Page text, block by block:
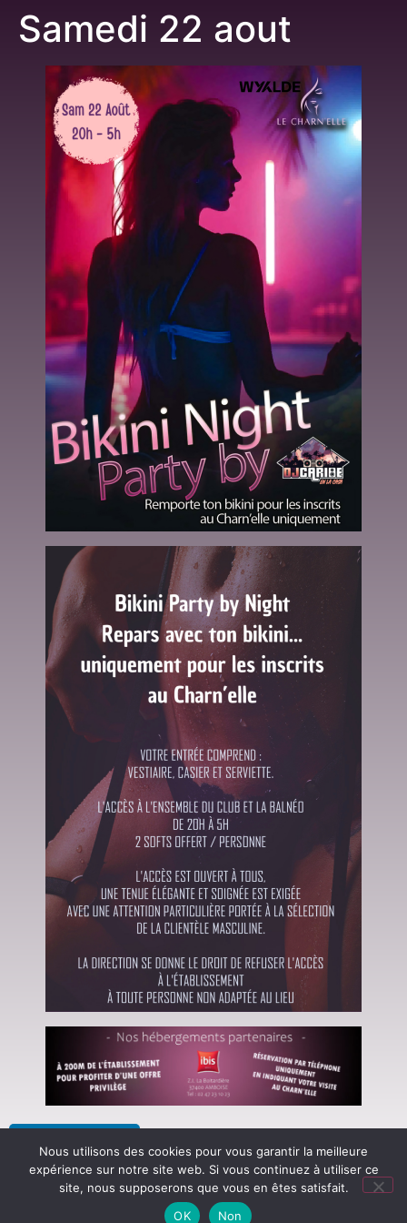
Samedi 22 aout
Je participe
2 participants
Nous utilisons des cookies pour vous garantir la meilleure
expérience sur notre site web. Si vous continuez à utiliser ce
site, nous supposerons que vous en êtes satisfait.
OK
Non